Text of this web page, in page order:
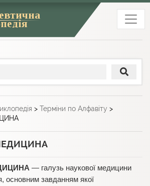
> Терміни по Алфавіту >
— галузь наукової медицини
основним завданням якої